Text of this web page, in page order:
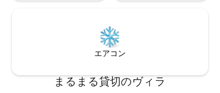
エアコン
まるまる貸切のヴィラ